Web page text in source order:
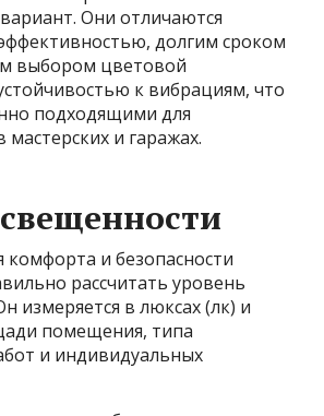
Они отличаются
долгим сроком
выбором цветовой
к вибрациям, что
подходящими для
мастерских и гаражах.
комфорта и безопасности
рассчитать уровень
измеряется в люксах (лк) и
помещения, типа
и индивидуальных